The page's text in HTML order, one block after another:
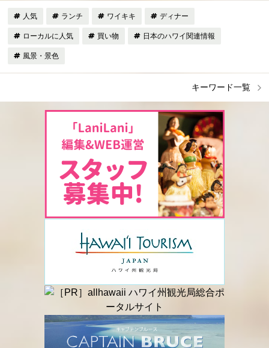
人気 ランチ ワイキキ ディナー
ローカルに人気 買い物 日本のハワイ関連情報
風景・景色
キーワード一覧